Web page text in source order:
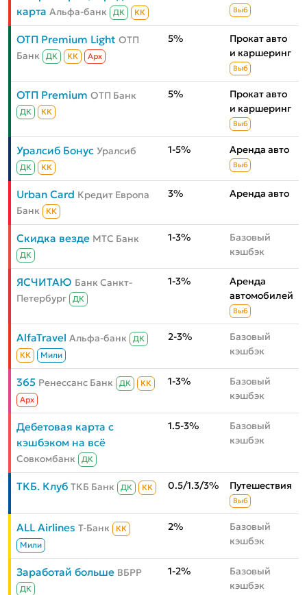
карта Альфа-банк ДК КК Выб
ОТП Premium Light ОТП
Банк
ДК КК Aрх
5%
Прокат авто
и каршеринг
Выб
ОТП Premium ОТП Банк
ДК КК
5%
Прокат авто
и каршеринг
Выб
Уралсиб Бонус Уралсиб
ДК КК
1-5% Аренда авто
Выб
Urban Card Кредит Европа
Банк
КК
3% Аренда авто
Скидка везде МТС Банк
ДК
1-3%
Базовый
кэшбэк
ЯСЧИТАЮ Банк Санкт-
Петербург
ДК
1-3%
Аренда
автомобилей
Выб
AlfaTravel Альфа-банк
ДК
КК
Мили
2-3%
Базовый
кэшбэк
365 Ренессанс Банк ДК
КК
Aрх
1-3%
Базовый
кэшбэк
Дебетовая карта с
кэшбэком на всё
Совкомбанк ДК
1.5-3%
Базовый
кэшбэк
ТКБ. Клуб ТКБ Банк ДК КК 0.5/1.3/3% Путешествия
Выб
ALL Airlines Т-Банк
КК
Мили
2%
Базовый
кэшбэк
Заработай больше ВБРР
ДК
1-2%
Базовый
кэшбэк